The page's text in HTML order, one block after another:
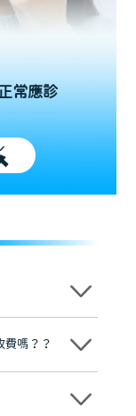
常應診
來自香港、內地的
統全球放心植牙中
澳大灣區及周邊城
大分院，香港亦設
免費咨詢，讓人十
費嗎？？
費用。